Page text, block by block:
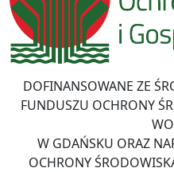
DOFINANSOWANE ZE
FUNDUSZU OCHRONY
W GDAŃSKU ORAZ
OCHRONY